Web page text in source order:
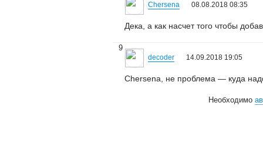
Chersena 08.08.2018 08:35
Дека, а как насчет того чтобы
9
decoder 14.09.2018 19:05
Chersena, не проблема — куда
Необходимо